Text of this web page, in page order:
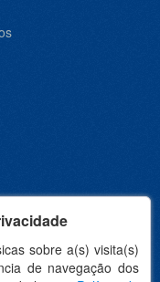
sobre a(s) visita(s)
de navegação dos